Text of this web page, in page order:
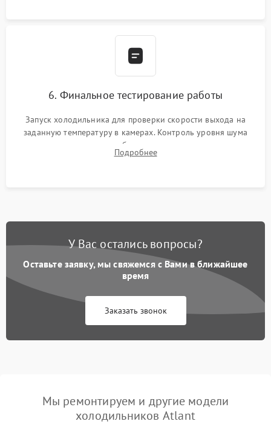
6. Финальное тестирование работы
Запуск холодильника для проверки скорости выхода на
заданную температуру в камерах. Контроль уровня шума
компрессора, отсутствия обмерзания стенок и корректного
срабатывания системы автоматической оттайки.
Подробнее
У Вас остались вопросы?
Оставьте заявку, мы свяжемся с Вами в ближайшее
время
Заказать звонок
Мы ремонтируем и другие модели
холодильников Atlant